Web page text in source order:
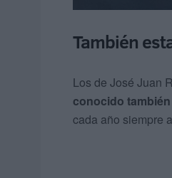
También
Los de José Juan
conocido
cada año siempre